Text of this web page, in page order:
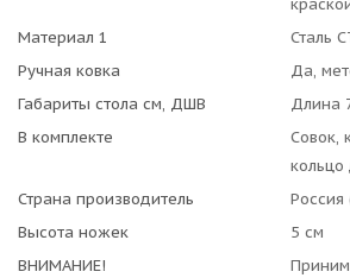
Материал 1
Сталь
Ручная ковка
Да,
Габариты стола см, ДШВ
Длина
В комплекте
Совок,
кольцо
Страна производитель
Россия
Высота ножек
5 см
ВНИМАНИЕ!